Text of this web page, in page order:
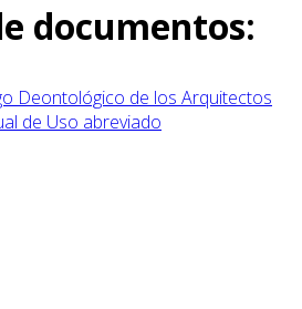
documentos:
Deontológico de los Arquitectos
de Uso abreviado